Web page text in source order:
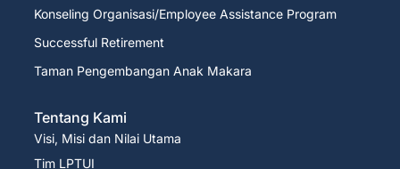
Konseling Organisasi/Employee Assistance Program
Successful Retirement
Taman Pengembangan Anak Makara
Tentang Kami
Visi, Misi dan Nilai Utama
Tim LPTUI